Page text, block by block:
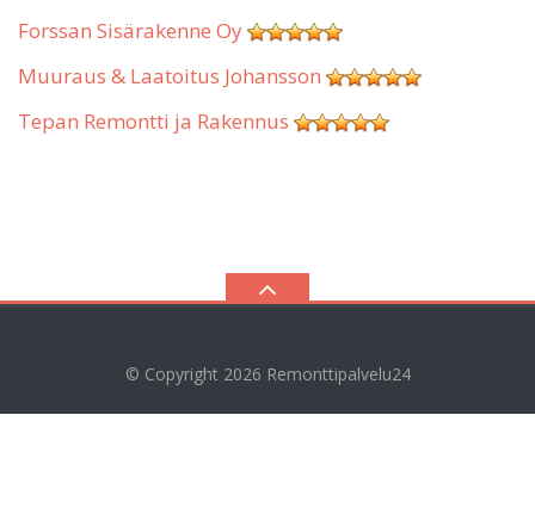
Forssan Sisärakenne Oy
Muuraus & Laatoitus Johansson
Tepan Remontti ja Rakennus
© Copyright 2026 Remonttipalvelu24